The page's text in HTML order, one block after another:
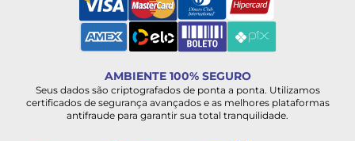
AMBIENTE 100% SEGURO
Seus dados são criptografados de ponta a ponta. Utilizamos
certificados de segurança avançados e as melhores plataformas
antifraude para garantir sua total tranquilidade.